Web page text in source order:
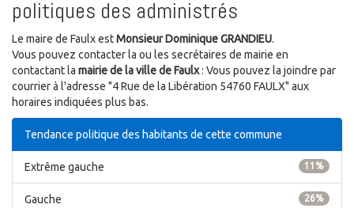
politiques des administrés
Le maire de Faulx estMonsieur Dominique GRANDIEU.
Vous pouvez contacter la ou les secrétaires de mairie en
contactant la mairie de la ville de Faulx: Vous pouvez la joindre par
courrier à l'adresse "4 Rue de la Libération 54760 FAULX" aux
horaires indiquées plus bas.
Tendance politique des habitants de cette commune
11%
Extrême gauche
26%
Gauche